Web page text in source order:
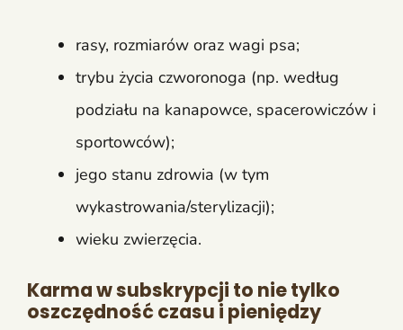
rasy, rozmiarów oraz wagi psa;
trybu życia czworonoga (np. według
podziału na kanapowce, spacerowiczów i
sportowców);
jego stanu zdrowia (w tym
wykastrowania/sterylizacji);
wieku zwierzęcia.
Karma w subskrypcji to nie tylko
oszczędność czasu i pieniędzy